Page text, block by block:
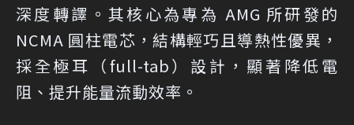
深度轉譯。其核心為專為 AMG 所研發的
NCMA 圓柱電芯，結構輕巧且導熱性優異，
採全極耳（full-tab）設計，顯著降低電
阻、提升能量流動效率。